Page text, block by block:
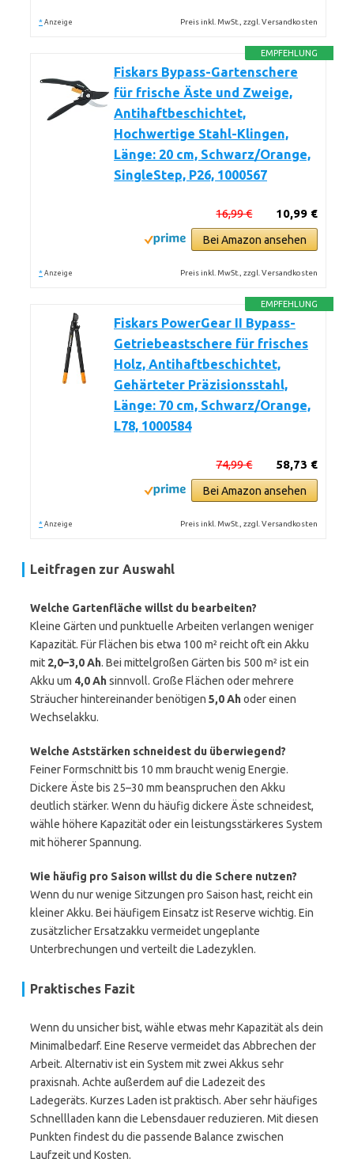
* Anzeige Preis inkl. MwSt., zzgl. Versandkosten
EMPFEHLUNG
Fiskars Bypass-Gartenschere
für frische Äste und Zweige,
Antihaftbeschichtet,
Hochwertige Stahl-Klingen,
Länge: 20 cm, Schwarz/Orange,
SingleStep, P26, 1000567
10,99 €
16,99 €
Bei Amazon ansehen
* Anzeige Preis inkl. MwSt., zzgl. Versandkosten
EMPFEHLUNG
Fiskars PowerGear II Bypass-
Getriebeastschere für frisches
Holz, Antihaftbeschichtet,
Gehärteter Präzisionsstahl,
Länge: 70 cm, Schwarz/Orange,
L78, 1000584
58,73 €
74,99 €
Bei Amazon ansehen
* Anzeige Preis inkl. MwSt., zzgl. Versandkosten
Leitfragen zur Auswahl
Welche Gartenfläche willst du bearbeiten?
Kleine Gärten und punktuelle Arbeiten verlangen weniger
Kapazität. Für Flächen bis etwa 100 m² reicht oft ein Akku
mit 2,0–3,0 Ah. Bei mittelgroßen Gärten bis 500 m² ist ein
Akku um 4,0 Ahsinnvoll. Große Flächen oder mehrere
Sträucher hintereinander benötigen 5,0 Ahoder einen
Wechselakku.
Welche Aststärken schneidest du überwiegend?
Feiner Formschnitt bis 10 mm braucht wenig Energie.
Dickere Äste bis 25–30 mm beanspruchen den Akku
deutlich stärker. Wenn du häufig dickere Äste schneidest,
wähle höhere Kapazität oder ein leistungsstärkeres System
mit höherer Spannung.
Wie häufig pro Saison willst du die Schere nutzen?
Wenn du nur wenige Sitzungen pro Saison hast, reicht ein
kleiner Akku. Bei häufigem Einsatz ist Reserve wichtig. Ein
zusätzlicher Ersatzakku vermeidet ungeplante
Unterbrechungen und verteilt die Ladezyklen.
Praktisches Fazit
Wenn du unsicher bist, wähle etwas mehr Kapazität als dein
Minimalbedarf. Eine Reserve vermeidet das Abbrechen der
Arbeit. Alternativ ist ein System mit zwei Akkus sehr
praxisnah. Achte außerdem auf die Ladezeit des
Ladegeräts. Kurzes Laden ist praktisch. Aber sehr häufiges
Schnellladen kann die Lebensdauer reduzieren. Mit diesen
Punkten findest du die passende Balance zwischen
Laufzeit und Kosten.